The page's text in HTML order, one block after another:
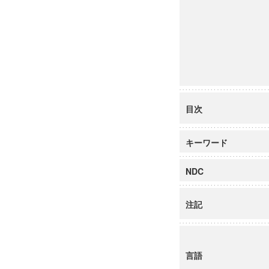
目次
キーワード
NDC
注記
言語